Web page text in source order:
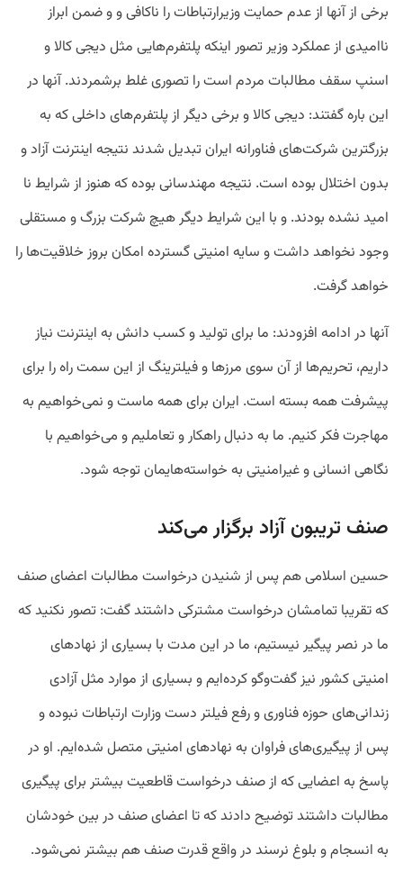
برخی از آنها از عدم حمایت وزیرارتباطات را ناکافی و و ضمن ابراز
ناامیدی از عملکرد وزیر تصور اینکه پلتفرم‌هایی مثل دیجی کالا و
اسنپ سقف مطالبات مردم است را تصوری غلط برشمردند. آنها در
این باره گفتند: دیجی کالا و برخی دیگر از پلتفرم‌های داخلی که به
بزرگترین شرکت‌های فناورانه ایران تبدیل شدند نتیجه اینترنت آزاد و
بدون اختلال بوده است. نتیجه مهندسانی بوده که هنوز از شرایط نا
امید نشده بودند. و با این شرایط دیگر هیچ شرکت بزرگ و مستقلی
وجود نخواهد داشت و سایه امنیتی گسترده امکان بروز خلاقیت‌ها را
خواهد گرفت.
آنها در ادامه افزودند: ما برای تولید و کسب دانش به اینترنت نیاز
داریم، تحریم‌ها از آن سوی مرزها و فیلترینگ از این سمت راه را برای
پیشرفت همه بسته است. ایران برای همه ماست و نمی‌خواهیم به
مهاجرت فکر کنیم. ما به دنبال راهکار و تعاملیم و می‌خواهیم با
نگاهی انسانی و غیرامنیتی به خواسته‌هایمان توجه شود.
صنف تریبون آزاد برگزار می‌کند
حسین اسلامی هم پس از شنیدن درخواست مطالبات اعضای صنف
که تقریبا تمامشان درخواست مشترکی داشتند گفت: تصور نکنید که
ما در نصر پیگیر نیستیم، ما در این مدت با بسیاری از نهادهای
امنیتی کشور نیز گفت‌وگو کرده‌ایم و بسیاری از موارد مثل آزادی
زندانی‌های حوزه فناوری و رفع فیلتر دست وزارت ارتباطات نبوده و
پس از پیگیری‌های فراوان به نهادهای امنیتی متصل شده‌ایم. او در
پاسخ به اعضایی که از صنف درخواست قاطعیت بیشتر برای پیگیری
مطالبات داشتند توضیح دادند که تا اعضای صنف در بین خودشان
به انسجام و بلوغ نرسند در واقع قدرت صنف هم بیشتر نمی‌شود.